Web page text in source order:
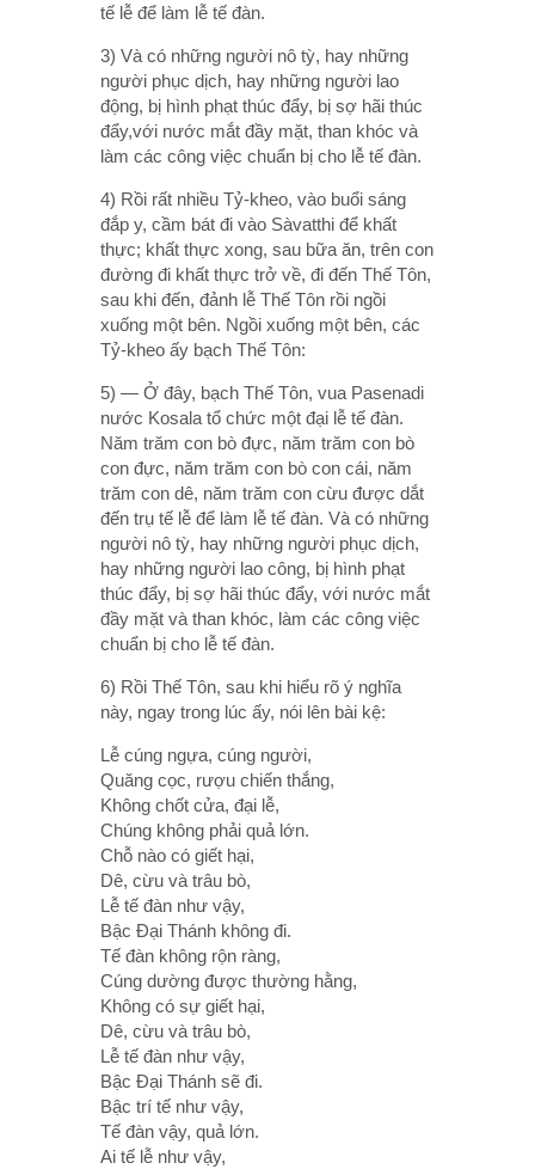
tế lễ để làm lễ tế đàn.
3) Và có những người nô tỳ, hay những
người phục dịch, hay những người lao
động, bị hình phạt thúc đẩy, bị sợ hãi thúc
đẩy,với nước mắt đầy mặt, than khóc và
làm các công việc chuẩn bị cho lễ tế đàn.
4) Rồi rất nhiều Tỷ-kheo, vào buổi sáng
đắp y, cầm bát đi vào Sàvatthi để khất
thực; khất thực xong, sau bữa ăn, trên con
đường đi khất thực trở về, đi đến Thế Tôn,
sau khi đến, đảnh lễ Thế Tôn rồi ngồi
xuống một bên. Ngồi xuống một bên, các
Tỷ-kheo ấy bạch Thế Tôn:
5) — Ở đây, bạch Thế Tôn, vua Pasenadi
nước Kosala tổ chức một đại lễ tế đàn.
Năm trăm con bò đực, năm trăm con bò
con đực, năm trăm con bò con cái, năm
trăm con dê, năm trăm con cừu được dắt
đến trụ tế lễ để làm lễ tế đàn. Và có những
người nô tỳ, hay những người phục dịch,
hay những người lao công, bị hình phạt
thúc đẩy, bị sợ hãi thúc đẩy, với nước mắt
đầy mặt và than khóc, làm các công việc
chuẩn bị cho lễ tế đàn.
6) Rồi Thế Tôn, sau khi hiểu rõ ý nghĩa
này, ngay trong lúc ấy, nói lên bài kệ:
Lễ cúng ngựa, cúng người,
Quăng cọc, rượu chiến thắng,
Không chốt cửa, đại lễ,
Chúng không phải quả lớn.
Chỗ nào có giết hại,
Dê, cừu và trâu bò,
Lễ tế đàn như vậy,
Bậc Ðại Thánh không đi.
Tế đàn không rộn ràng,
Cúng dường được thường hằng,
Không có sự giết hại,
Dê, cừu và trâu bò,
Lễ tế đàn như vậy,
Bậc Ðại Thánh sẽ đi.
Bậc trí tế như vậy,
Tế đàn vậy, quả lớn.
Ai tế lễ như vậy,